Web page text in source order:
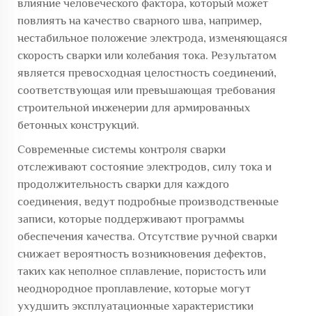
влияние человеческого фактора, который может
повлиять на качество сварного шва, например,
нестабильное положение электрода, изменяющаяся
скорость сварки или колебания тока. Результатом
является превосходная целостность соединений,
соответствующая или превышающая требования
строительной инженерии для армированных
бетонных конструкций.
Современные системы контроля сварки
отслеживают состояние электродов, силу тока и
продолжительность сварки для каждого
соединения, ведут подробные производственные
записи, которые поддерживают программы
обеспечения качества. Отсутствие ручной сварки
снижает вероятность возникновения дефектов,
таких как неполное сплавление, пористость или
неоднородное проплавление, которые могут
ухудшить эксплуатационные характеристики